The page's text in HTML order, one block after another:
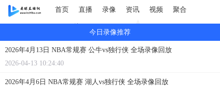
首页 直播 录像 资讯 视频 聚合
今日录像推荐
2026年4月13日 NBA常规赛 公牛vs独行侠 全场录像回放
2026-04-13 10:24:40
2026年4月6日 NBA常规赛 湖人vs独行侠 全场录像回放